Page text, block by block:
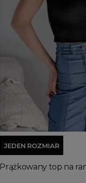
Dodaj do
JEDEN ROZMIAR
Prążkowany top na